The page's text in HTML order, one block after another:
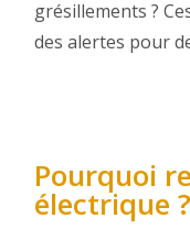
grésillements ?
des alertes pour
Pourquoi
électrique ?